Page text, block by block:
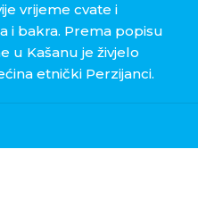
vrijeme cvate i
i bakra. Prema popisu
u Kašanu je živjelo
etnički Perzijanci.